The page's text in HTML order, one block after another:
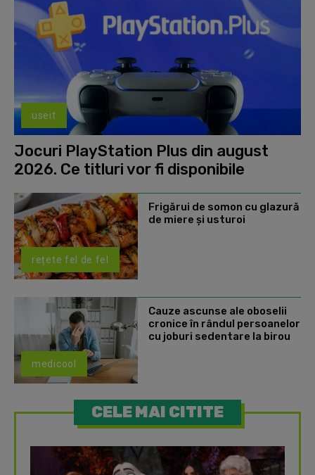
useit
Jocuri PlayStation Plus din august
2026. Ce titluri vor fi disponibile
rețete fel de fel
Frigărui de somon cu glazură
de miere și usturoi
medicool
Cauze ascunse ale oboselii
cronice în rândul persoanelor
cu joburi sedentare la birou
CELE MAI CITITE